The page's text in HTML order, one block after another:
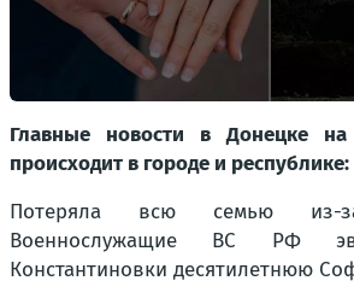
Главные новости в Донецке
происходит в городе и республике:
Потеряла всю семью из-
Военнослужащие ВС РФ
Константиновки десятилетнюю